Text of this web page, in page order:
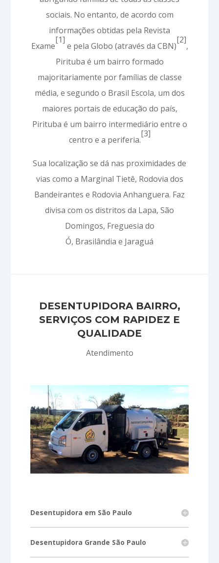
sociais. No entanto, de acordo com
informações obtidas pela Revista
Exame
[1]
e pela Globo (através da CBN)
[2]
,
Pirituba é um bairro formado
majoritariamente por famílias de classe
média, e segundo o Brasil Escola, um dos
maiores portais de educação do país,
Pirituba é um bairro intermediário entre o
centro e a periferia.
[3]
Sua localização se dá nas proximidades de
vias como a Marginal Tietê, Rodovia dos
Bandeirantes e Rodovia Anhanguera. Faz
divisa com os distritos da Lapa, São
Domingos, Freguesia do
Ó, Brasilândia e Jaraguá
DESENTUPIDORA BAIRRO,
SERVIÇOS COM RAPIDEZ E
QUALIDADE
Atendimento
Desentupidora em São Paulo
Desentupidora Grande São Paulo